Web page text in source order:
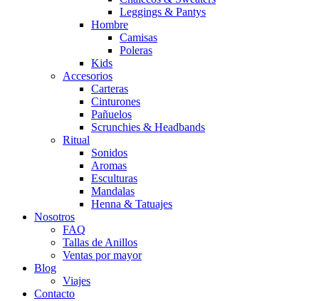
Leggings & Pantys
Hombre
Camisas
Poleras
Kids
Accesorios
Carteras
Cinturones
Pañuelos
Scrunchies & Headbands
Ritual
Sonidos
Aromas
Esculturas
Mandalas
Henna & Tatuajes
Nosotros
FAQ
Tallas de Anillos
Ventas por mayor
Blog
Viajes
Contacto